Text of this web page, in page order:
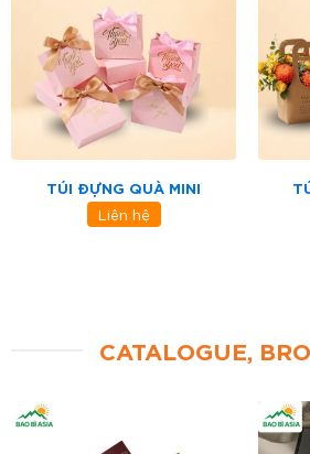
TÚI ĐỰNG QUÀ MINI
Liên hệ
CATALOGUE,